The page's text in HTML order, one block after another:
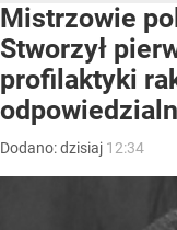
Mistrzowie
Stworzył
profilaktyki
Dodano:dzisiaj 12:34